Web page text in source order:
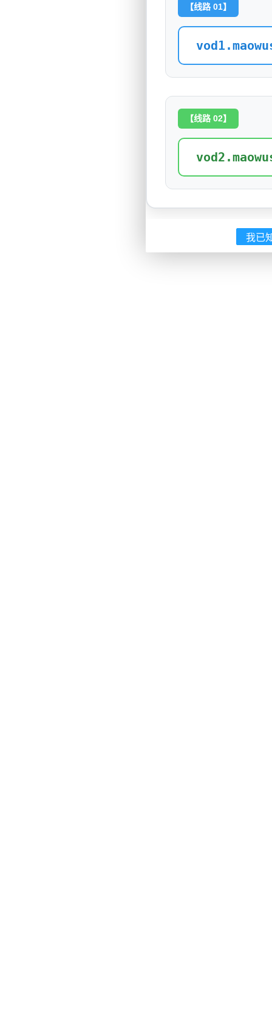
【线路 01】
【线路 02】
我已